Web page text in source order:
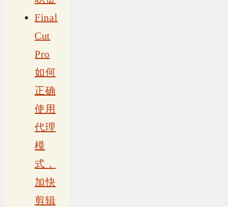
Final
Cut
Pro
如何
正确
使用
代理
模
式，
加快
剪辑